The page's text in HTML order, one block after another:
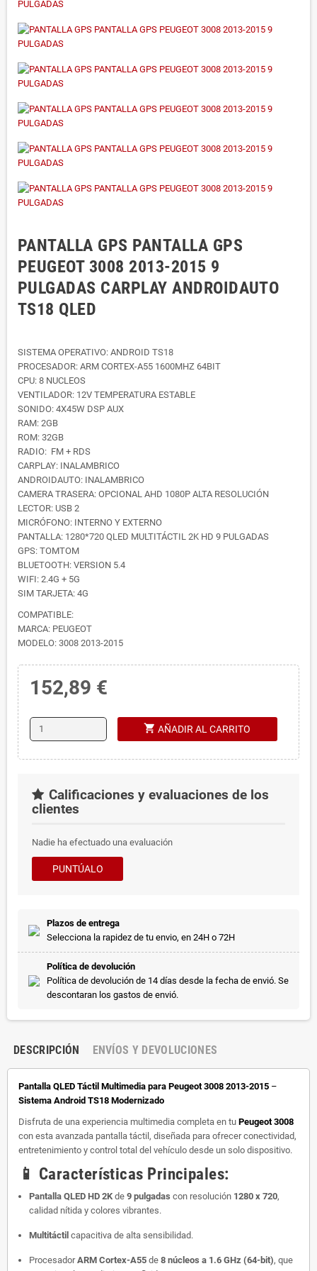
PANTALLA GPS PANTALLA GPS
PEUGEOT 3008 2013-2015 9
PULGADAS CARPLAY ANDROIDAUTO
TS18 QLED
SISTEMA OPERATIVO: ANDROID TS18
PROCESADOR: ARM CORTEX-A55 1600MHZ 64BIT
CPU: 8 NUCLEOS
VENTILADOR: 12V TEMPERATURA ESTABLE
SONIDO: 4X45W DSP AUX
RAM: 2GB
ROM: 32GB
RADIO: FM + RDS
CARPLAY: INALAMBRICO
ANDROIDAUTO: INALAMBRICO
CAMERA TRASERA: OPCIONAL AHD 1080P ALTA RESOLUCIÓN
LECTOR: USB 2
MICRÓFONO: INTERNO Y EXTERNO
PANTALLA: 1280*720 QLED MULTITÁCTIL 2K HD 9 PULGADAS
GPS: TOMTOM
BLUETOOTH: VERSION 5.4
WIFI: 2.4G + 5G
SIM TARJETA: 4G
COMPATIBLE:
MARCA: PEUGEOT
MODELO: 3008 2013-2015
152,89 €
shopping_cart AÑADIR AL CARRITO
Calificaciones y evaluaciones de los
clientes
Nadie ha efectuado una evaluación
PUNTÚALO
Plazos de entrega
Selecciona la rapidez de tu envio, en 24H o 72H
Política de devolución
Política de devolución de 14 días desde la fecha de envió. Se
descontaran los gastos de envió.
DESCRIPCIÓN ENVÍOS Y DEVOLUCIONES
Pantalla QLED Táctil Multimedia para Peugeot 3008 2013-2015 –
Sistema Android TS18 Modernizado
Disfruta de una experiencia multimedia completa en tu Peugeot 3008
con esta avanzada pantalla táctil, diseñada para ofrecer conectividad,
entretenimiento y control total del vehículo desde un solo dispositivo.
📱 Características Principales:
Pantalla QLED HD 2K de 9 pulgadas con resolución 1280 x 720,
calidad nítida y colores vibrantes.
Multitáctil capacitiva de alta sensibilidad.
ProcesadorARM Cortex-A55 de 8 núcleos a 1.6 GHz (64-bit), que